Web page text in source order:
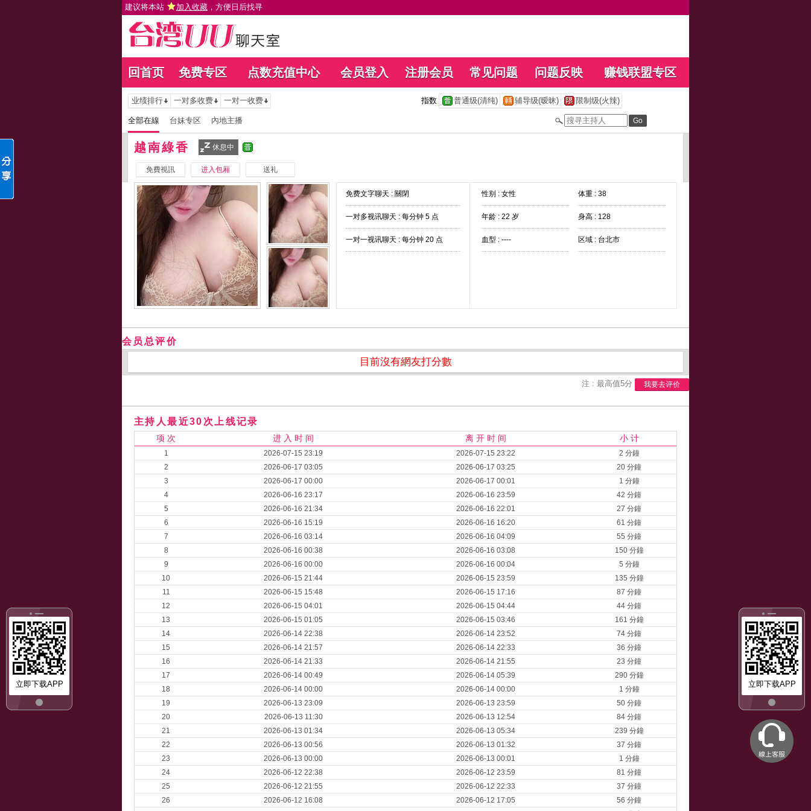
建议将本站 加入收藏 ，方便日后找寻
回首页 免费专区 点数充值中心 会员登入 注册会员 常见问题 问题反映 赚钱联盟专区
立即下载APP
立即下载APP
业绩排行 一对多收费 一对一收费 指数 普通级(清纯) 辅导级(暧昧) 限制级(火辣)
全部在線 台妹专区 內地主播
越南綠香 休息中
免費視訊 进入包厢 送礼
免费文字聊天 : 關閉
一对多视讯聊天 : 每分钟 5 点
一对一视讯聊天 : 每分钟 20 点
性别 : 女性 体重 : 38
年龄 : 22 岁 身高 : 128
血型 : ---- 区域 : 台北市
会员总评价
目前沒有網友打分數
注 : 最高值5分 我要去评价
主持人最近30次上线记录
项 次 进 入 时 间 离 开 时 间 小 计
1 2026-07-15 23:19 2026-07-15 23:22
2 分鐘
2
2026-06-17 03:05 2026-06-17 03:25
20 分鐘
3
2026-06-17 00:00 2026-06-17 00:01
1 分鐘
4
2026-06-16 23:17 2026-06-16 23:59
42 分鐘
5
2026-06-16 21:34 2026-06-16 22:01
27 分鐘
6
2026-06-16 15:19 2026-06-16 16:20
61 分鐘
7
2026-06-16 03:14 2026-06-16 04:09
55 分鐘
8
2026-06-16 00:38 2026-06-16 03:08
150 分鐘
9
2026-06-16 00:00 2026-06-16 00:04
5 分鐘
10
2026-06-15 21:44 2026-06-15 23:59
135 分鐘
11
2026-06-15 15:48 2026-06-15 17:16
87 分鐘
12
2026-06-15 04:01 2026-06-15 04:44
44 分鐘
13
2026-06-15 01:05 2026-06-15 03:46
161 分鐘
14
2026-06-14 22:38 2026-06-14 23:52
74 分鐘
15
2026-06-14 21:57 2026-06-14 22:33
36 分鐘
16
2026-06-14 21:33 2026-06-14 21:55
23 分鐘
17
2026-06-14 00:49 2026-06-14 05:39
290 分鐘
18
2026-06-14 00:00 2026-06-14 00:00
1 分鐘
19
2026-06-13 23:09 2026-06-13 23:59
50 分鐘
20
2026-06-13 11:30 2026-06-13 12:54
84 分鐘
21
2026-06-13 01:34 2026-06-13 05:34
239 分鐘
22
2026-06-13 00:56 2026-06-13 01:32
37 分鐘
23
2026-06-13 00:00 2026-06-13 00:01
1 分鐘
24
2026-06-12 22:38 2026-06-12 23:59
81 分鐘
25
2026-06-12 21:55 2026-06-12 22:33
37 分鐘
26
2026-06-12 16:08 2026-06-12 17:05
56 分鐘